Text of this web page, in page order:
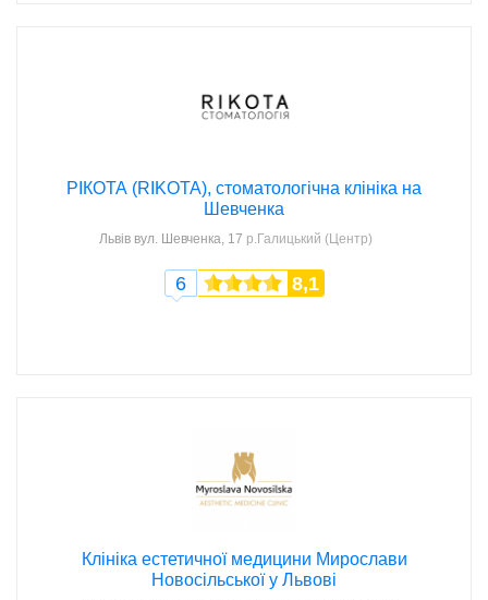
РІКОТА (RIKOTA), стоматологічна клініка на
Шевченка
Львів вул. Шевченка, 17 р.Галицький (Центр)
6 8,1
Клініка естетичної медицини Мирослави
Новосільської у Львові